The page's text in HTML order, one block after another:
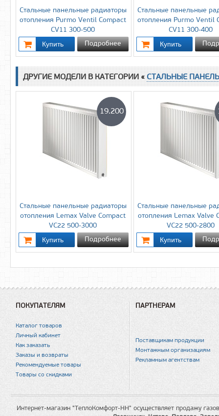
Стальные панельные радиаторы
отопления Purmo Ventil Compact
CV11 300-500
Подробнее
Стальные панельные
отопления Purmo Ventil
CV11 300-400
ДРУГИЕ МОДЕЛИ В КАТЕГОРИИ «СТАЛЬНЫЕ
Стальные панельные радиаторы
отопления Lemax Valve Compact
VC22 500-3000
19.200
Подробнее
Стальные панельные
отопления Lemax Valve
VC22 500-2800
ПОКУПАТЕЛЯМ
Каталог товаров
Личный кабинет
Как заказать
Заказы и возвраты
Рекомендуемые товары
Товары со скидками
ПАРТНЕРАМ
Поставщикам продукции
Монтажным организациям
Рекламным агентствам
Интернет-магазин "ТеплоКомфорт-НН" осуществляет продажу